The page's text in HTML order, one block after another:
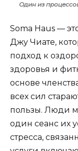
Один из
Soma Haus —
Джу Чиате,
подход к
здоровья и
основе
всех сил
пользы. Люди
один сеанс их
стресса,